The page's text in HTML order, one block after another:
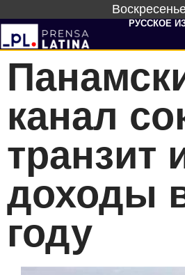
РУССКОЕ
канал
транзит
доходы
году